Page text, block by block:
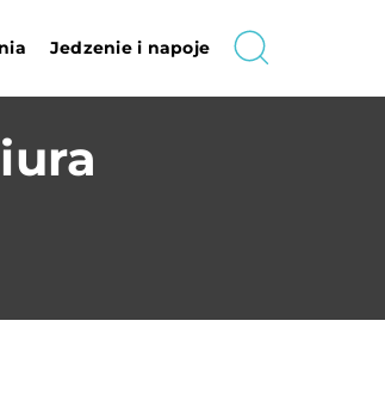
Jedzenie i napoje